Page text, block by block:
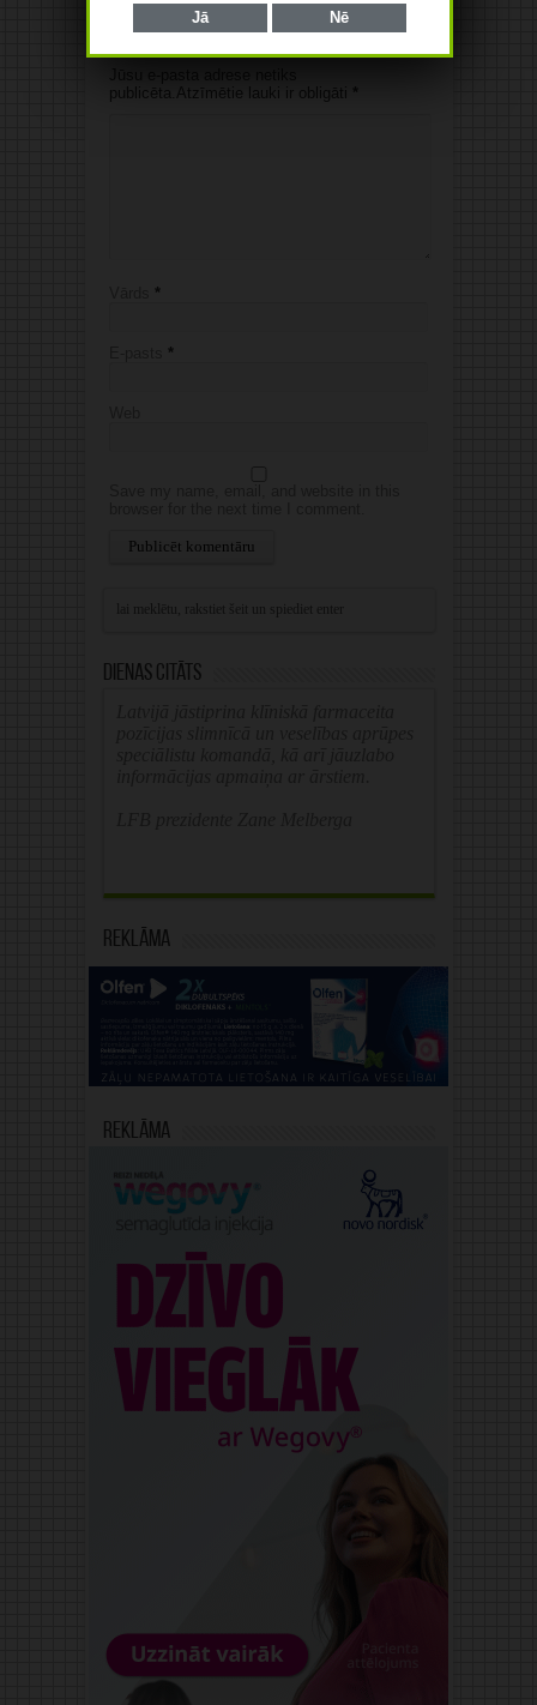
Jūsu komentārs
publicēta.Atzīmētie lauki ir obligāti
*
*
*
Dienas citāts
Reklāma
Reklāma
Jā Nē